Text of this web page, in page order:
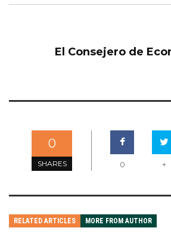
El Consejero de
0
SHARES 0 +
RELATED ARTICLES MORE FROM AUTHOR